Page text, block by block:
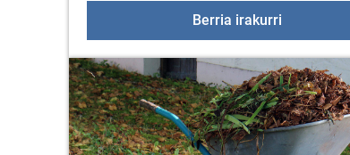
Berria irakurri